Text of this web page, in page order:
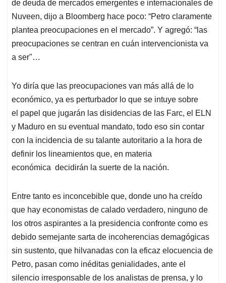
de deuda de mercados emergentes e internacionales de
Nuveen, dijo a Bloomberg hace poco: “Petro claramente
plantea preocupaciones en el mercado”. Y agregó: “las
preocupaciones se centran en cuán intervencionista va
a ser"…
Yo diría que las preocupaciones van más allá de lo
económico, ya es perturbador lo que se intuye sobre
el papel que jugarán las disidencias de las Farc, el ELN
y Maduro en su eventual mandato, todo eso sin contar
con la incidencia de su talante autoritario a la hora de
definir los lineamientos que, en materia
económica decidirán la suerte de la nación.
Entre tanto es inconcebible que, donde uno ha creído
que hay economistas de calado verdadero, ninguno de
los otros aspirantes a la presidencia confronte como es
debido semejante sarta de incoherencias demagógicas
sin sustento, que hilvanadas con la eficaz elocuencia de
Petro, pasan como inéditas genialidades, ante el
silencio irresponsable de los analistas de prensa, y lo